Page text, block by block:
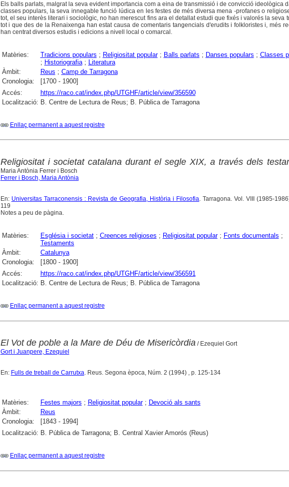
Els balls parlats, malgrat la seva evident importancia com a eina de transmissió i de convicció ideològica
classes populars, la seva innegable funció lúdica en les festes de més diversa mena -profanes o
tot, el seu interès literari i sociològic, no han merescut fins ara el detallat estudi que fixés i valorés la seva
tot i que des de la Renaixenga han estat causa de comentaris tangencials d'erudits i folkloristes i, més
han centrat diversos estudis i edicions a nivell local o comarcal.
Matèries: Tradicions populars ; Religiositat popular; Balls parlats ; Danses populars ; Classes
; Historiografia; Literatura
Àmbit:
Reus ; Camp de Tarragona
Cronologia:
[1700 - 1900]
Accés:
https://raco.cat/index.php/UTGHF/article/view/356590
Localització: B. Centre de Lectura de Reus; B. Pública de Tarragona
Enllaç permanent a aquest registre
Religiositat i societat catalana durant el segle XIX, a través dels
Maria Antònia Ferrer i Bosch
Ferrer i Bosch, Maria Antònia
En: Universitas Tarraconensis : Revista de Geografia, Història i Filosofia. Tarragona. Vol. VIII (1985-
119
Notes a peu de pàgina.
Matèries: Església i societat; Creences religioses ; Religiositat popular; Fonts documentals ;
Testaments
Àmbit:
Catalunya
Cronologia:
[1800 - 1900]
Accés:
https://raco.cat/index.php/UTGHF/article/view/356591
Localització: B. Centre de Lectura de Reus; B. Pública de Tarragona
Enllaç permanent a aquest registre
El Vot de poble a la Mare de Déu de Misericòrdia/ Ezequiel Gort
Gort i Juanpere, Ezequiel
En: Fulls de treball de Carrutxa. Reus. Segona època, Núm. 2 (1994) , p. 125-134
Matèries: Festes majors ; Religiositat popular; Devoció als sants
Àmbit:
Reus
Cronologia:
[1843 - 1994]
Localització: B. Pública de Tarragona; B. Central Xavier Amorós (Reus)
Enllaç permanent a aquest registre